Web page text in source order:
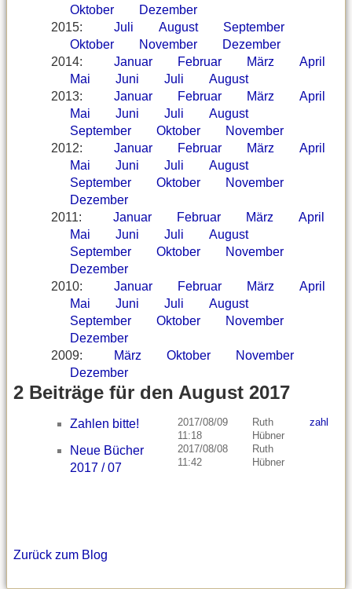
Oktober
Dezember
2015: Juli August
September
Oktober
November
Dezember
2014: Januar Februar März
April
Mai
Juni Juli
August
2013: Januar Februar März
April
Mai
Juni Juli
August
September
Oktober
November
2012: Januar Februar März
April
Mai
Juni Juli
August
September
Oktober
November
Dezember
2011: Januar Februar März
April
Mai
Juni Juli
August
September
Oktober
November
Dezember
2010: Januar Februar März
April
Mai
Juni Juli
August
September
Oktober
November
Dezember
2009: März Oktober
November
Dezember
2 Beiträge für den August 2017
Zahlen bitte!
2017/08/09
11:18
Ruth
Hübner
zahl
Neue Bücher
2017 / 07
2017/08/08
11:42
Ruth
Hübner
Zurück zum Blog